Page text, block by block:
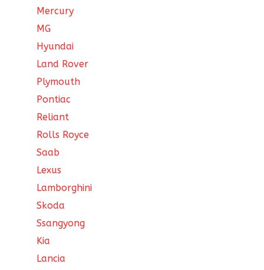
Mercury
MG
Hyundai
Land Rover
Plymouth
Pontiac
Reliant
Rolls Royce
Saab
Lexus
Lamborghini
Skoda
Ssangyong
Kia
Lancia